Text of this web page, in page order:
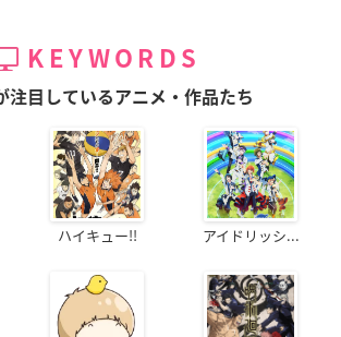
KEYWORDS
注目しているアニメ・作品たち
ハイキュー!! アイドリッシ...